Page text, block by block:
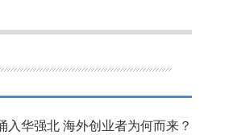
入华强北 海外创业者为何而来？